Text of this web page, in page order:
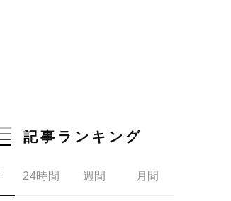
記事ランキング
24時間 週間 月間